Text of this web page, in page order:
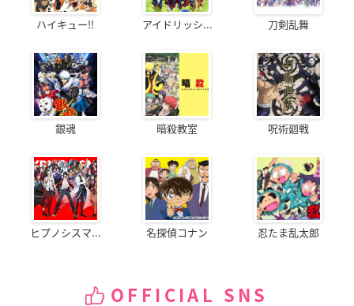
ハイキュー!! アイドリッシ... 刀剣乱舞
銀魂 暗殺教室 呪術廻戦
ヒプノシスマ... 名探偵コナン 忍たま乱太郎
OFFICIAL SNS